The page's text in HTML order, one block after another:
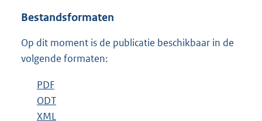
:
Bestandsformaten
Op dit moment is de publicatie beschikbaar in de
volgende formaten:
D
o
w
PDF
e
s
D
o
ODT
D
XML